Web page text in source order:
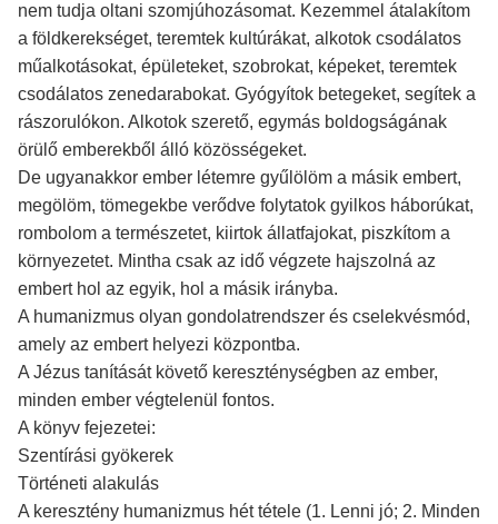
nem tudja oltani szomjúhozásomat. Kezemmel átalakítom
a földkerekséget, teremtek kultúrákat, alkotok csodálatos
műalkotásokat, épületeket, szobrokat, képeket, teremtek
csodálatos zenedarabokat. Gyógyítok betegeket, segítek a
rászorulókon. Alkotok szerető, egymás boldogságának
örülő emberekből álló közösségeket.
De ugyanakkor ember létemre gyűlölöm a másik embert,
megölöm, tömegekbe verődve folytatok gyilkos háborúkat,
rombolom a természetet, kiirtok állatfajokat, piszkítom a
környezetet. Mintha csak az idő végzete hajszolná az
embert hol az egyik, hol a másik irányba.
A humanizmus olyan gondolatrendszer és cselekvésmód,
amely az embert helyezi központba.
A Jézus tanítását követő kereszténységben az ember,
minden ember végtelenül fontos.
A könyv fejezetei:
Szentírási gyökerek
Történeti alakulás
A keresztény humanizmus hét tétele (1. Lenni jó; 2. Minden